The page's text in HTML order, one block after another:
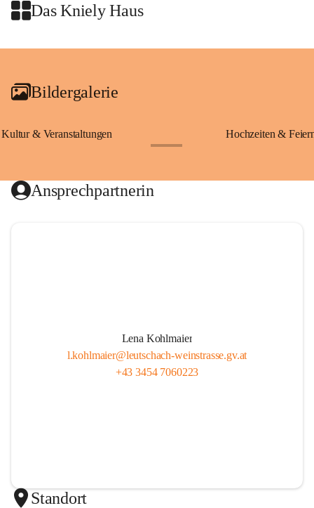
Das Kniely Haus
+2
Bildergalerie
Kultur & Veranstaltungen Hochzeiten &
Ansprechpartnerin
Lena Kohlmaier
l.kohlmaier@leutschach-weinstrasse.gv.at
+43 3454 7060223
Standort